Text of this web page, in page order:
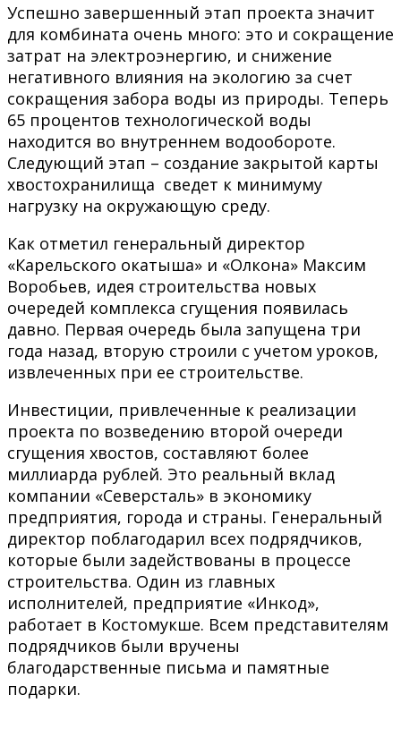
Успешно завершенный этап проекта значит
для комбината очень много: это и сокращение
затрат на электроэнергию, и снижение
негативного влияния на экологию за счет
сокращения забора воды из природы. Теперь
65 процентов технологической воды
находится во внутреннем водообороте.
Следующий этап – создание закрытой карты
хвостохранилища сведет к минимуму
нагрузку на окружающую среду.
Как отметил генеральный директор
«Карельского окатыша» и «Олкона» Максим
Воробьев, идея строительства новых
очередей комплекса сгущения появилась
давно. Первая очередь была запущена три
года назад, вторую строили с учетом уроков,
извлеченных при ее строительстве.
Инвестиции, привлеченные к реализации
проекта по возведению второй очереди
сгущения хвостов, составляют более
миллиарда рублей. Это реальный вклад
компании «Северсталь» в экономику
предприятия, города и страны. Генеральный
директор поблагодарил всех подрядчиков,
которые были задействованы в процессе
строительства. Один из главных
исполнителей, предприятие «Инкод»,
работает в Костомукше. Всем представителям
подрядчиков были вручены
благодарственные письма и памятные
подарки.